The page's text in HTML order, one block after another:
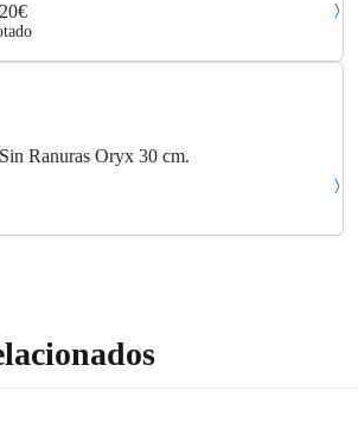
Ranuras Oryx 30 cm.